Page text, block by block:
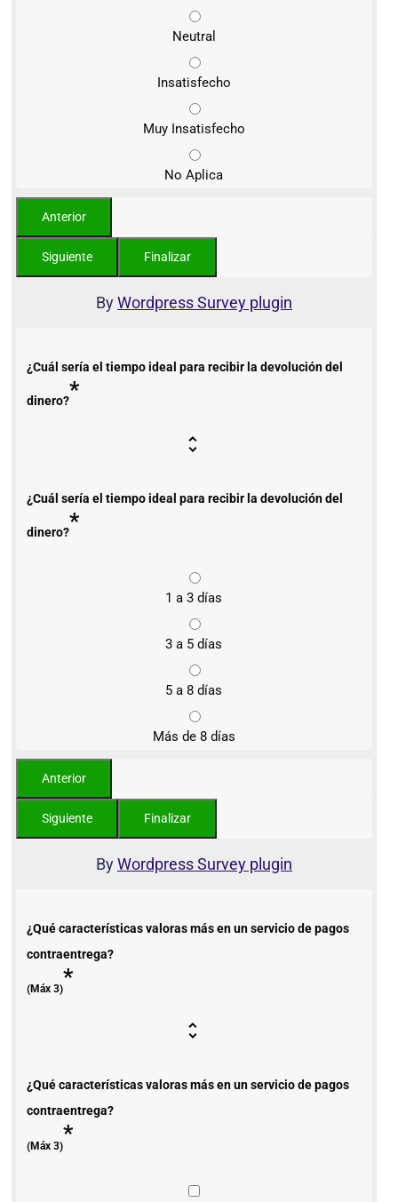
Neutral
Insatisfecho
Muy Insatisfecho
No Aplica
ByWordpress Survey plugin
¿Cuál sería el tiempo ideal para recibir la devolución del
dinero?*
¿Cuál sería el tiempo ideal para recibir la devolución del
dinero?*
1 a 3 días
3 a 5 días
5 a 8 días
Más de 8 días
ByWordpress Survey plugin
¿Qué características valoras más en un servicio de pagos
contraentrega?
(Máx 3)*
¿Qué características valoras más en un servicio de pagos
contraentrega?
(Máx 3)*